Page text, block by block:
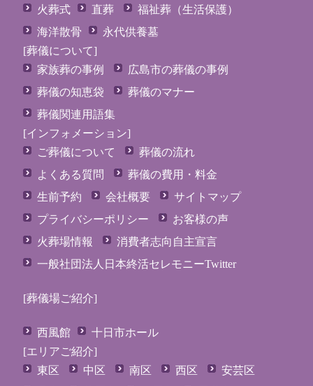
火葬式
直葬
福祉葬（生活保護）
海洋散骨
永代供養墓
[葬儀について]
家族葬の事例
広島市の葬儀の事例
葬儀の知恵袋
葬儀のマナー
葬儀関連用語集
[インフォメーション]
ご葬儀について
葬儀の流れ
よくある質問
葬儀の費用・料金
生前予約
会社概要
サイトマップ
プライバシーポリシー
お客様の声
火葬場情報
消費者志向自主宣言
一般社団法人日本終活セレモニーTwitter
[葬儀場ご紹介]
西風館
十日市ホール
[エリアご紹介]
東区
中区 南区 西区
安芸区